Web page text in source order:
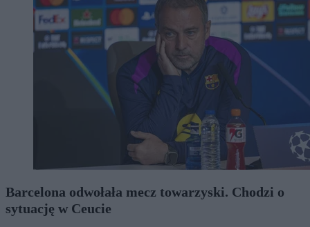
Barcelona odwołała mecz towarzyski. Chodzi o
sytuację w Ceucie